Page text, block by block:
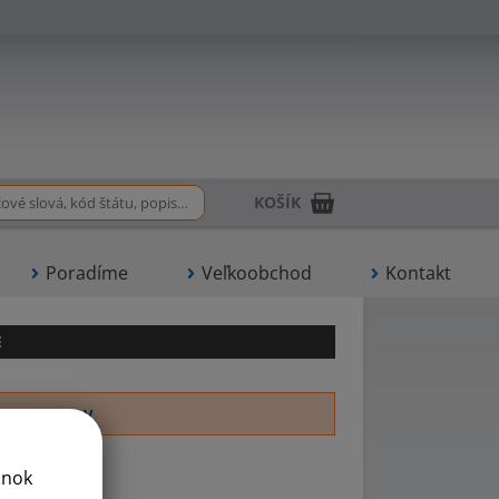
Poradíme Veľkoobchod Kontakt
KOŠÍK
R S T V